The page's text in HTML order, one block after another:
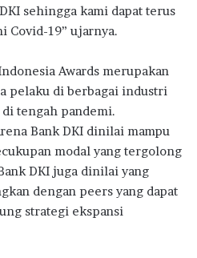
sehingga kami dapat terus
Covid-19” ujarnya.
Awards merupakan
pelaku di berbagai industri
tengah pandemi.
Bank DKI dinilai mampu
modal yang tergolong
DKI juga dinilai yang
dengan peers yang dapat
strategi ekspansi